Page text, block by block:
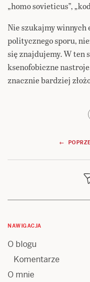
„homo sovieticus”,
Nie szukajmy
politycznego sporu,
się znajdujemy. W ten
ksenofobiczne
znacznie bardziej
Nawigacja
wpisu
←
NAWIGACJA
O blogu
Komentarze
O mnie